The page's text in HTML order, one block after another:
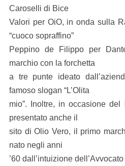
Caroselli di Bice
Valori per OiO, in onda sulla
“cuoco sopraffino”
Peppino de Filippo per
marchio con la forchetta
a tre punte ideato
famoso slogan “L’Olita
mio”. Inoltre, in occasione
presentato anche il
sito di Olio Vero, il primo
nato negli anni
’60 dall’intuizione dell’Avvocato